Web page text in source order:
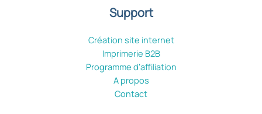
Support
Création site internet
Imprimerie B2B
Programme d’affiliation
A propos
Contact